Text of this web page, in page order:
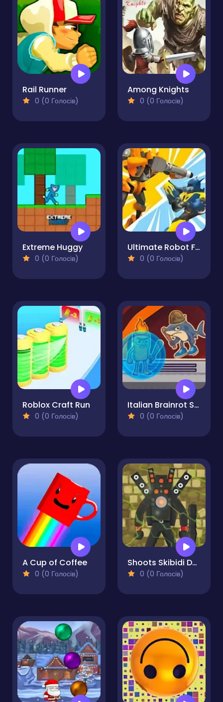
Rail Runner
0 (0 Голосів)
Among Knights
0 (0 Голосів)
Extreme Huggy
0 (0 Голосів)
Ultimate Robot Fighting
0 (0 Голосів)
Roblox Craft Run
0 (0 Голосів)
Italian Brainrot Survival Arena
0 (0 Голосів)
A Cup of Coffee
0 (0 Голосів)
Shoots Skibidi Dop Dop Yes Yes
0 (0 Голосів)